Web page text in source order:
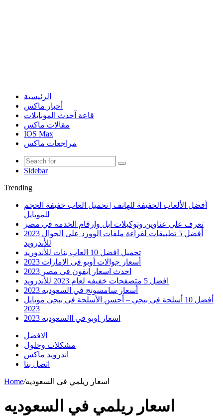
الرئيسية
أخبار ماكس
قاعة آحدث الموبايلات
مقالات ماكس
IOS Max
مراجعات ماكس
Sidebar
Trending
أفضل الألعاب الخفيفة للهاتف | تحميل العاب خفيفة الحجم
للموبايل
تعرف علي عناوين وتوكيلات ابل وارقام الخدمه في مصر
أفضل 5 تطبيقات لقراءة ملفات الوورد على الجوال 2023
للأندرويد
تحميل افضل 10 العاب بنات للأندوريد
أسعار جوالات أوبو فى الإمارات 2023
احدث اسعار ايفون في مصر 2023
افضل 5 متصفحات خفيفه لعام 2023 للأندرويد
أسعار سامسونج في السعوديه 2023
أفضل 10 أسلحة في ببجي – أحسن الأسلحة في ببجي موبايل
2023
اسعار اوبو في االسعوديه 2023
الافضل
مشكلات وحلول
اندرويد ماكس
اتصل بنا
Home/اسعار ريلمي في السعوديه
اسعار ريلمي في السعوديه